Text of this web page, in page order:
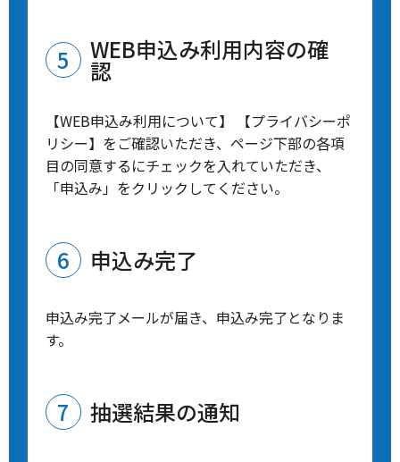
WEB申込み利用内容の確
認
【WEB申込み利用について】 【プライバシーポ
リシー】をご確認いただき、ページ下部の各項
目の同意するにチェックを入れていただき、
「申込み」をクリックしてください。
申込み完了
申込み完了メールが届き、申込み完了となりま
す。
抽選結果の通知